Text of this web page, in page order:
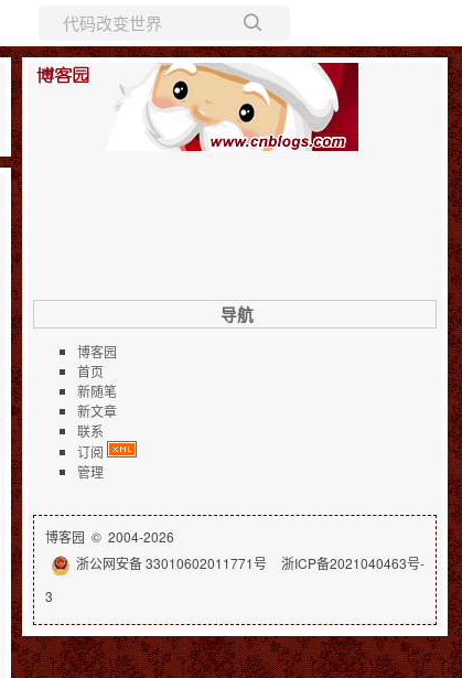
所有博客
当前博客
导航
博客园
首页
新随笔
新文章
联系
订阅
管理
博客园 © 2004-2026
浙公网安备 33010602011771号
浙ICP备2021040463号-
3